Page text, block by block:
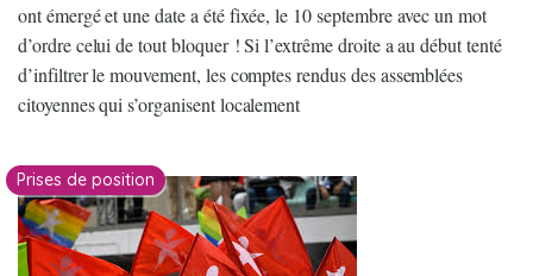
ont émergé et une date a été fixée, le 10 septembre avec un mot
d’ordre celui de tout bloquer ! Si l’extrême droite a au début tenté
d’infiltrer le mouvement, les comptes rendus des assemblées
citoyennes qui s’organisent localement
Prises de position